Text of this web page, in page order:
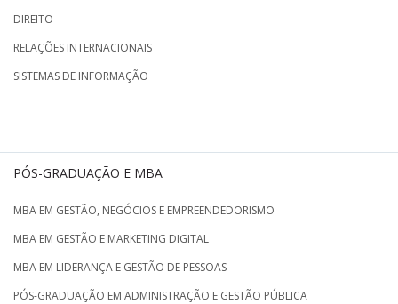
DIREITO
RELAÇÕES INTERNACIONAIS
SISTEMAS DE INFORMAÇÃO
PÓS-GRADUAÇÃO E MBA
MBA EM GESTÃO, NEGÓCIOS E EMPREENDEDORISMO
MBA EM GESTÃO E MARKETING DIGITAL
MBA EM LIDERANÇA E GESTÃO DE PESSOAS
PÓS-GRADUAÇÃO EM ADMINISTRAÇÃO E GESTÃO PÚBLICA